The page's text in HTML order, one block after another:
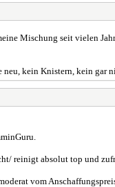
Mischung seit vielen
kein Knistern, kein gar
reinigt absolut top und
vom